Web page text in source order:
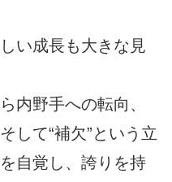
い成長も大きな見
内野手への転向、
して“補欠”という立
自覚し、誇りを持